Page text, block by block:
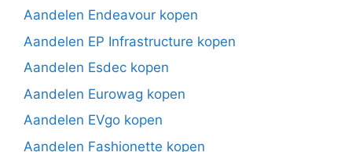
Aandelen Endeavour kopen
Aandelen EP Infrastructure kopen
Aandelen Esdec kopen
Aandelen Eurowag kopen
Aandelen EVgo kopen
Aandelen Fashionette kopen